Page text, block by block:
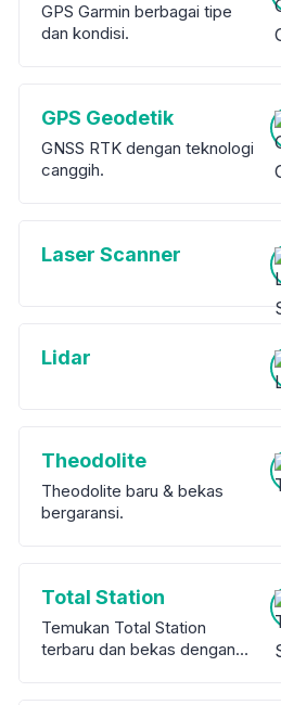
GPS Garmin berbagai tipe
dan kondisi.
GPS Geodetik
GNSS RTK dengan teknologi
canggih.
Laser Scanner
Lidar
Theodolite
Theodolite baru & bekas
bergaransi.
Total Station
Temukan Total Station
terbaru dan bekas dengan